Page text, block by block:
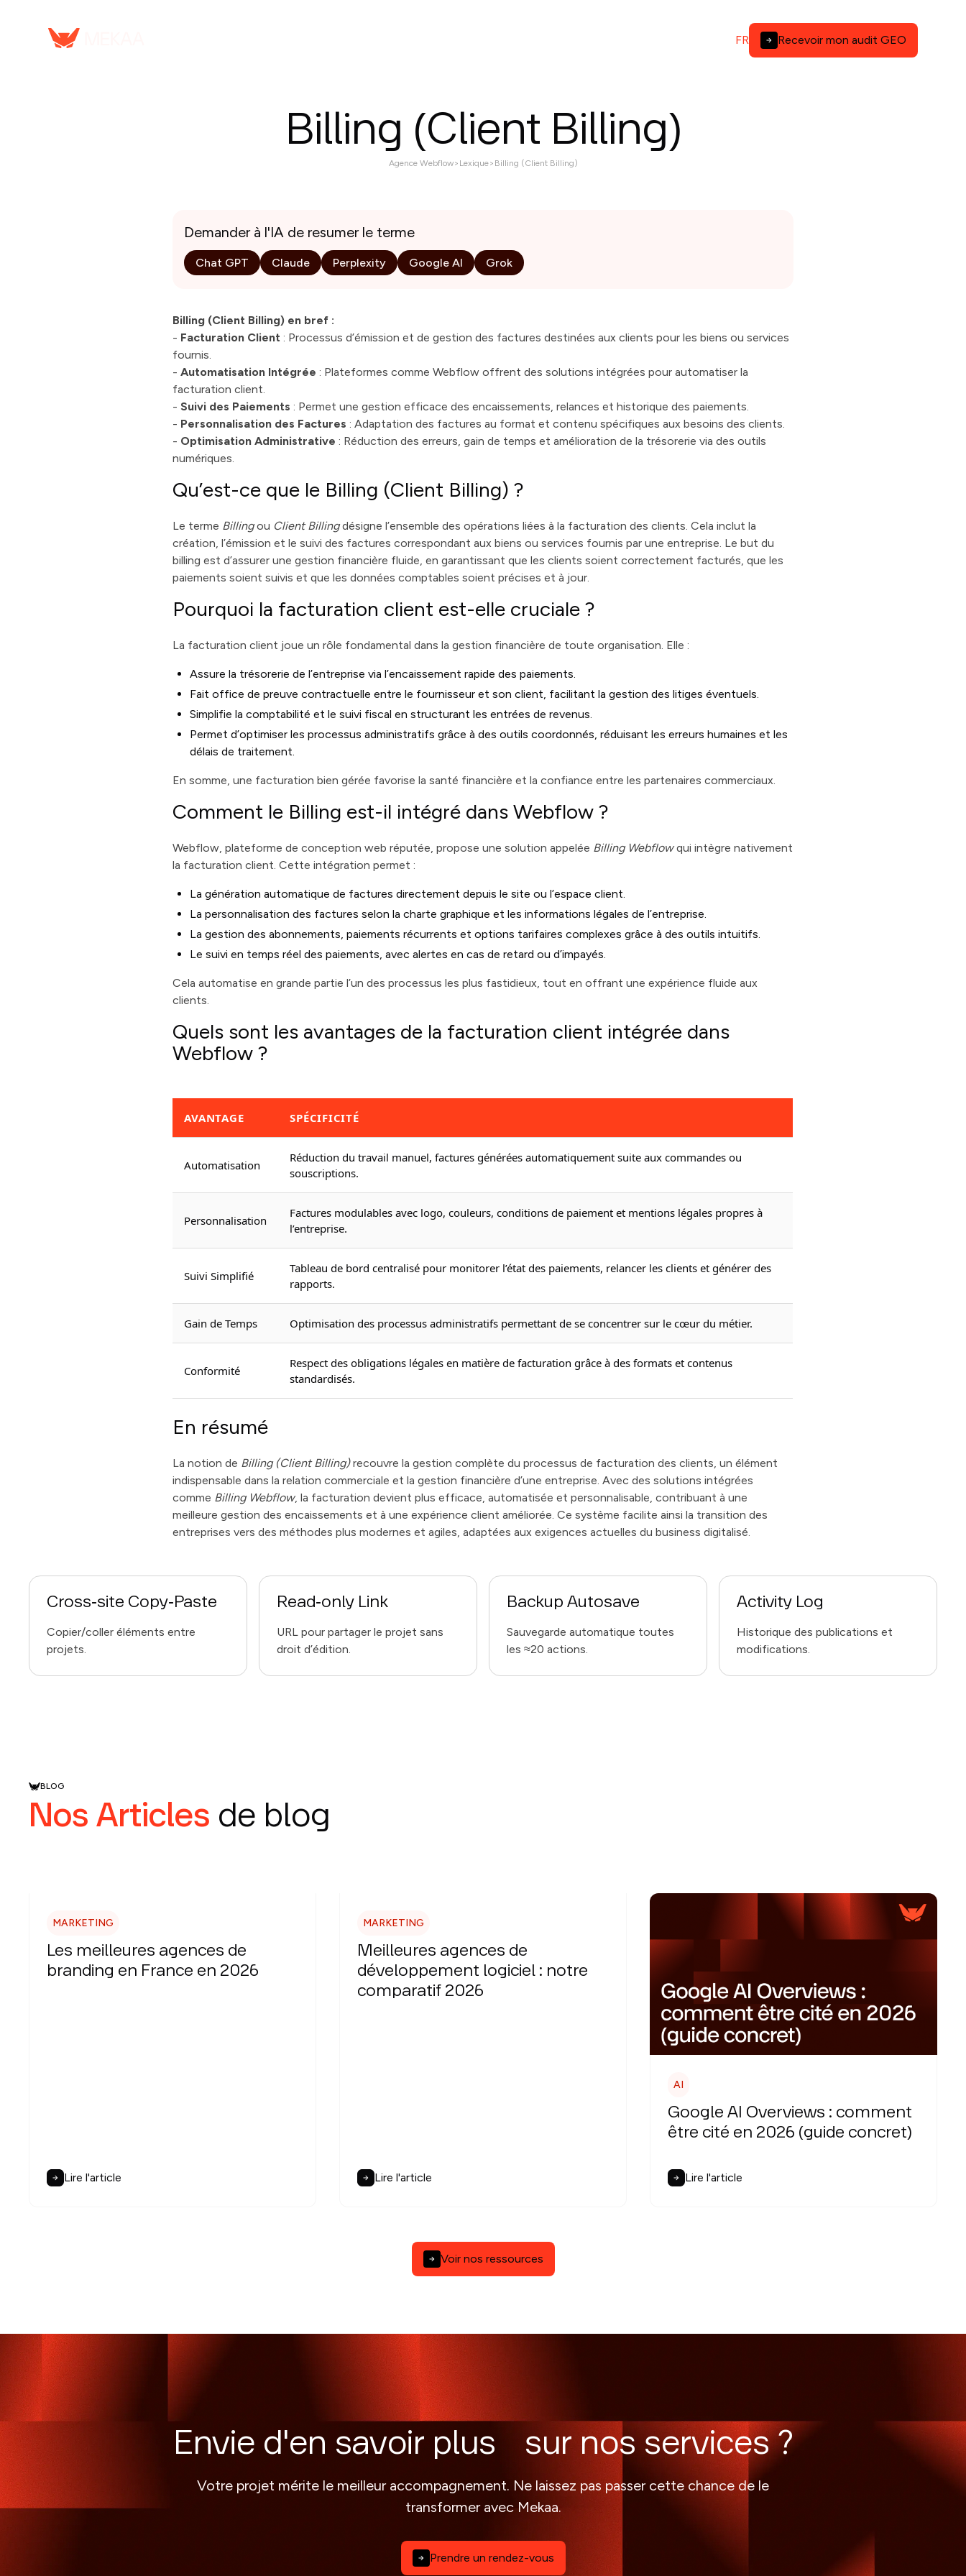
FR Recevoir mon audit GEO
Billing (Client Billing)
Agence Webflow> Lexique> Billing (Client Billing)
Demander à l'IA de resumer le terme
Chat GPT Claude Perplexity Google AI Grok
Billing (Client Billing) en bref :
- Facturation Client : Processus d’émission et de gestion des factures destinées aux clients pour les biens ou services
fournis.
-Automatisation Intégrée : Plateformes comme Webflow offrent des solutions intégrées pour automatiser la
facturation client.
- Suivi des Paiements : Permet une gestion efficace des encaissements, relances et historique des paiements.
- Personnalisation des Factures : Adaptation des factures au format et contenu spécifiques aux besoins des clients.
- Optimisation Administrative : Réduction des erreurs, gain de temps et amélioration de la trésorerie via des outils
numériques.
Qu’est-ce que le Billing (Client Billing) ?
Le terme Billingou Client Billingdésigne l’ensemble des opérations liées à la facturation des clients. Cela inclut la
création, l’émission et le suivi des factures correspondant aux biens ou services fournis par une entreprise. Le but du
billing est d’assurer une gestion financière fluide, en garantissant que les clients soient correctement facturés, que les
paiements soient suivis et que les données comptables soient précises et à jour.
Pourquoi la facturation client est-elle cruciale ?
La facturation client joue un rôle fondamental dans la gestion financière de toute organisation. Elle :
Assure la trésorerie de l’entreprise via l’encaissement rapide des paiements.
Fait office de preuve contractuelle entre le fournisseur et son client, facilitant la gestion des litiges éventuels.
Simplifie la comptabilité et le suivi fiscal en structurant les entrées de revenus.
Permet d’optimiser les processus administratifs grâce à des outils coordonnés, réduisant les erreurs humaines et les
délais de traitement.
En somme, une facturation bien gérée favorise la santé financière et la confiance entre les partenaires commerciaux.
Comment le Billing est-il intégré dans Webflow ?
Webflow, plateforme de conception web réputée, propose une solution appelée Billing Webflowqui intègre nativement
la facturation client. Cette intégration permet :
La génération automatique de factures directement depuis le site ou l’espace client.
La personnalisation des factures selon la charte graphique et les informations légales de l’entreprise.
La gestion des abonnements, paiements récurrents et options tarifaires complexes grâce à des outils intuitifs.
Le suivi en temps réel des paiements, avec alertes en cas de retard ou d’impayés.
Cela automatise en grande partie l’un des processus les plus fastidieux, tout en offrant une expérience fluide aux
clients.
Quels sont les avantages de la facturation client intégrée dans
Webflow ?
AVANTAGE SPÉCIFICITÉ
Automatisation
Réduction du travail manuel, factures générées automatiquement suite aux commandes ou
souscriptions.
Personnalisation
Factures modulables avec logo, couleurs, conditions de paiement et mentions légales propres à
l’entreprise.
Suivi Simplifié
Tableau de bord centralisé pour monitorer l’état des paiements, relancer les clients et générer des
rapports.
Gain de Temps Optimisation des processus administratifs permettant de se concentrer sur le cœur du métier.
Conformité
Respect des obligations légales en matière de facturation grâce à des formats et contenus
standardisés.
En résumé
La notion de Billing (Client Billing)recouvre la gestion complète du processus de facturation des clients, un élément
indispensable dans la relation commerciale et la gestion financière d’une entreprise. Avec des solutions intégrées
comme Billing Webflow, la facturation devient plus efficace, automatisée et personnalisable, contribuant à une
meilleure gestion des encaissements et à une expérience client améliorée. Ce système facilite ainsi la transition des
entreprises vers des méthodes plus modernes et agiles, adaptées aux exigences actuelles du business digitalisé.
Cross‑site Copy‑Paste
Copier/coller éléments entre
projets.
Read‑only Link
URL pour partager le projet sans
droit d’édition.
Backup Autosave
Sauvegarde automatique toutes
les ≈20 actions.
Activity Log
Historique des publications et
modifications.
BLOG
Nos Articles de blog
MARKETING
Les meilleures agences de
branding en France en 2026
Lire l'article
MARKETING
Meilleures agences de
développement logiciel : notre
comparatif 2026
Lire l'article
AI
Google AI Overviews : comment
être cité en 2026 (guide concret)
Lire l'article
Voir nos ressources
Envie d'en savoir plus sur nos services ?
Votre projet mérite le meilleur accompagnement. Ne laissez pas passer cette chance de le
transformer avec Mekaa.
Prendre un rendez-vous